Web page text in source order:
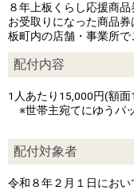
８年上板くらし応援商品
お受取りになった商品
板町内の店舗・事業所で
配付内容
1人あたり15,000円(額
※世帯主宛てにゆうパ
配付対象者
令和８年２月１日にお